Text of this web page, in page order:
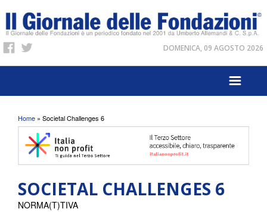
DOMENICA, 09 AGOSTO 2026
Tu sei qui
Home » Societal Challenges 6
SOCIETAL CHALLENGES 6
NORMA(T)TIVA